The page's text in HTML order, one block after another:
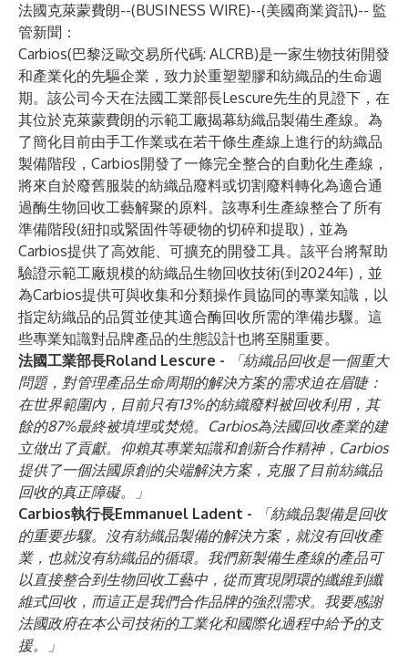
法國克萊蒙費朗--(BUSINESS WIRE)--(美國商業資訊)-- 監
管新聞：
Carbios(巴黎泛歐交易所代碼: ALCRB)是一家生物技術開發
和產業化的先驅企業，致力於重塑塑膠和紡織品的生命週
期。該公司今天在法國工業部長Lescure先生的見證下，在
其位於克萊蒙費朗的示範工廠揭幕紡織品製備生產線。為
了簡化目前由手工作業或在若干條生產線上進行的紡織品
製備階段，Carbios開發了一條完全整合的自動化生產線，
將來自於廢舊服裝的紡織品廢料或切割廢料轉化為適合通
過酶生物回收工藝解聚的原料。該專利生產線整合了所有
準備階段(紐扣或緊固件等硬物的切碎和提取)，並為
Carbios提供了高效能、可擴充的開發工具。該平台將幫助
驗證示範工廠規模的紡織品生物回收技術(到2024年)，並
為Carbios提供可與收集和分類操作員協同的專業知識，以
指定紡織品的品質並使其適合酶回收所需的準備步驟。這
些專業知識對品牌產品的生態設計也將至關重要。
法國工業部長Roland Lescure -
「紡織品回收是一個重大
問題，對管理產品生命周期的解決方案的需求迫在眉睫：
在世界範圍內，目前只有13%的紡織廢料被回收利用，其
餘的87%最終被填埋或焚燒。Carbios為法國回收產業的建
立做出了貢獻。仰賴其專業知識和創新合作精神，Carbios
提供了一個法國原創的尖端解決方案，克服了目前紡織品
回收的真正障礙。」
Carbios執行長Emmanuel Ladent -
「紡織品製備是回收
的重要步驟。沒有紡織品製備的解決方案，就沒有回收產
業，也就沒有紡織品的循環。我們新製備生產線的產品可
以直接整合到生物回收工藝中，從而實現閉環的纖維到纖
維式回收，而這正是我們合作品牌的強烈需求。我要感謝
法國政府在本公司技術的工業化和國際化過程中給予的支
援。」